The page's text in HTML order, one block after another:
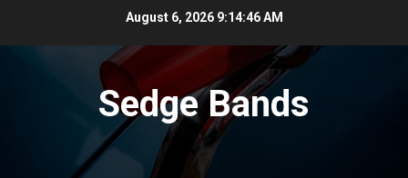
August 6, 2026 9:14:47 AM
Sedge Bands